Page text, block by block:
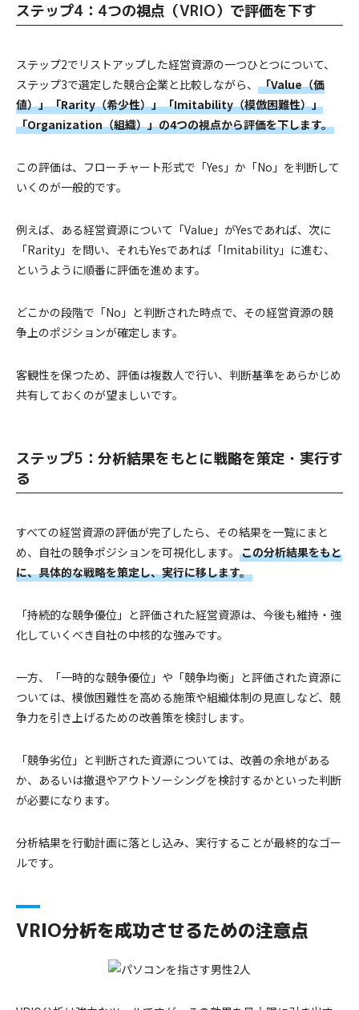
ステップ4：4つの視点（VRIO）で評価を下す
ステップ2でリストアップした経営資源の一つひとつについて、
ステップ3で選定した競合企業と比較しながら、 「Value（価
値）」「Rarity（希少性）」「Imitability（模倣困難性）」
「Organization（組織）」の4つの視点から評価を下します。
この評価は、フローチャート形式で「Yes」か「No」を判断して
いくのが一般的です。
例えば、ある経営資源について「Value」がYesであれば、次に
「Rarity」を問い、それもYesであれば「Imitability」に進む、
というように順番に評価を進めます。
どこかの段階で「No」と判断された時点で、その経営資源の競
争上のポジションが確定します。
客観性を保つため、評価は複数人で行い、判断基準をあらかじめ
共有しておくのが望ましいです。
ステップ5：分析結果をもとに戦略を策定・実行す
る
すべての経営資源の評価が完了したら、その結果を一覧にまと
め、自社の競争ポジションを可視化します。 この分析結果をもと
に、具体的な戦略を策定し、実行に移します。
「持続的な競争優位」と評価された経営資源は、今後も維持・強
化していくべき自社の中核的な強みです。
一方、「一時的な競争優位」や「競争均衡」と評価された資源に
ついては、模倣困難性を高める施策や組織体制の見直しなど、競
争力を引き上げるための改善策を検討します。
「競争劣位」と判断された資源については、改善の余地がある
か、あるいは撤退やアウトソーシングを検討するかといった判断
が必要になります。
分析結果を行動計画に落とし込み、実行することが最終的なゴー
ルです。
VRIO分析を成功させるための注意点